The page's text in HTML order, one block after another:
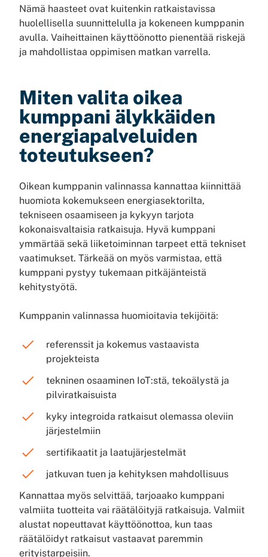
Nämä haasteet ovat kuitenkin ratkaistavissa
huolellisella suunnittelulla ja kokeneen kumppanin
avulla. Vaiheittainen käyttöönotto pienentää riskejä
ja mahdollistaa oppimisen matkan varrella.
Miten valita oikea
kumppani älykkäiden
energiapalveluiden
toteutukseen?
Oikean kumppanin valinnassa kannattaa kiinnittää
huomiota kokemukseen energiasektorilta,
tekniseen osaamiseen ja kykyyn tarjota
kokonaisvaltaisia ratkaisuja. Hyvä kumppani
ymmärtää sekä liiketoiminnan tarpeet että tekniset
vaatimukset. Tärkeää on myös varmistaa, että
kumppani pystyy tukemaan pitkäjänteistä
kehitystyötä.
Kumppanin valinnassa huomioitavia tekijöitä:
referenssit ja kokemus vastaavista
projekteista
tekninen osaaminen IoT:stä, tekoälystä ja
pilviratkaisuista
kyky integroida ratkaisut olemassa oleviin
järjestelmiin
sertifikaatit ja laatujärjestelmät
jatkuvan tuen ja kehityksen mahdollisuus
Kannattaa myös selvittää, tarjoaako kumppani
valmiita tuotteita vai räätälöityjä ratkaisuja. Valmiit
alustat nopeuttavat käyttöönottoa, kun taas
räätälöidyt ratkaisut vastaavat paremmin
erityistarpeisiin.